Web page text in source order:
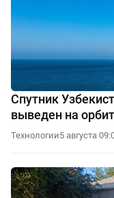
Спутник
выведен на
Технологии5 августа